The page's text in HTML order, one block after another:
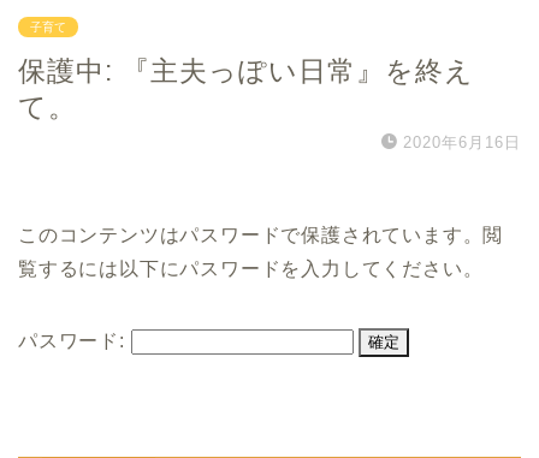
子育て
保護中: 『主夫っぽい日常』を終え
て。
2020年6月16日
このコンテンツはパスワードで保護されています。閲
覧するには以下にパスワードを入力してください。
パスワード: